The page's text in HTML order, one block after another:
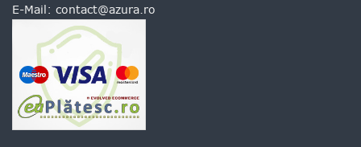
E-Mail: contact@azura.ro